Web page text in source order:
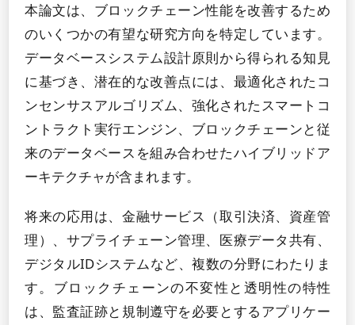
本論文は、ブロックチェーン性能を改善するため
のいくつかの有望な研究方向を特定しています。
データベースシステム設計原則から得られる知見
に基づき、潜在的な改善点には、最適化されたコ
ンセンサスアルゴリズム、強化されたスマートコ
ントラクト実行エンジン、ブロックチェーンと従
来のデータベースを組み合わせたハイブリッドア
ーキテクチャが含まれます。
将来の応用は、金融サービス（取引決済、資産管
理）、サプライチェーン管理、医療データ共有、
デジタルIDシステムなど、複数の分野にわたりま
す。ブロックチェーンの不変性と透明性の特性
は、監査証跡と規制遵守を必要とするアプリケー